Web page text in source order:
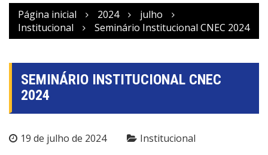
Página inicial 2024
julho
Institucional
Seminário Institucional CNEC 2024
SEMINÁRIO INSTITUCIONAL CNEC
2024
19 de julho de 2024 Institucional